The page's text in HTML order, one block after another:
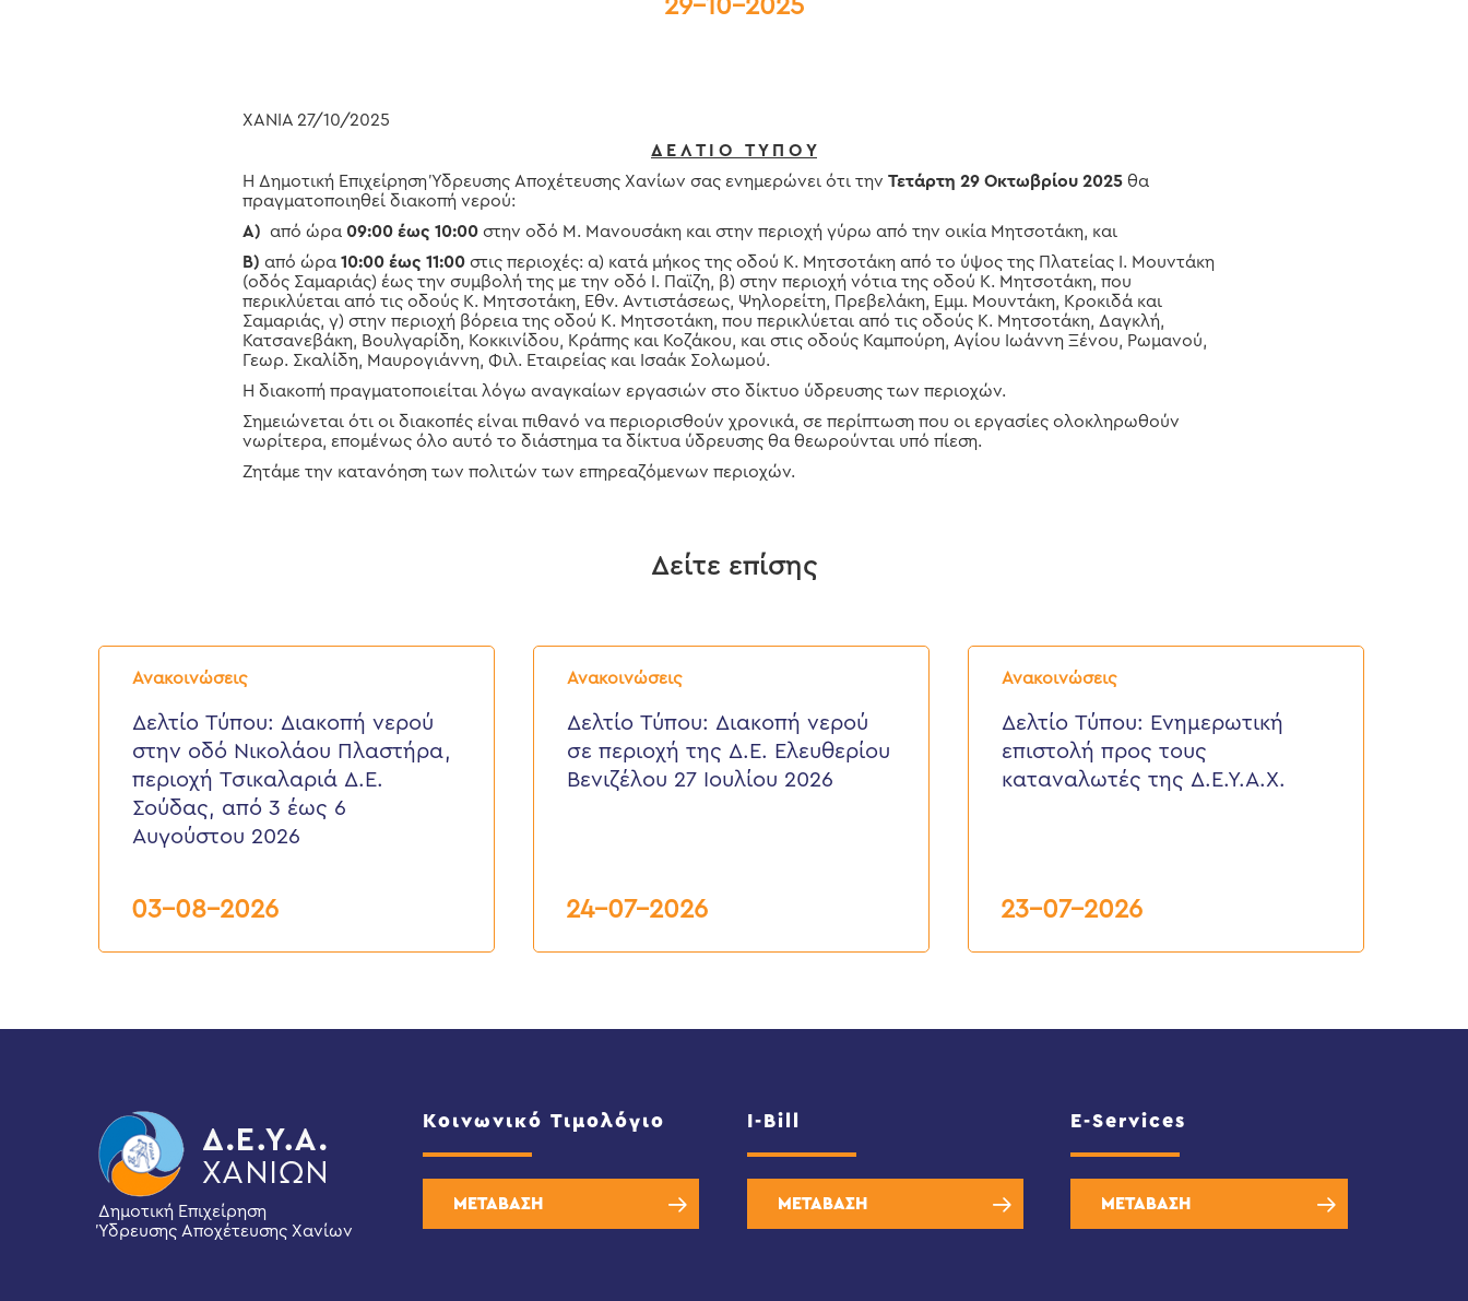
29-10-2025
ΧΑΝΙΑ 27/10/2025
Δ Ε Λ Τ Ι Ο Τ Υ Π Ο Υ
Η Δημοτική Επιχείρηση Ύδρευσης Αποχέτευσης Χανίων σας ενημερώνει ότι την Τετάρτη 29 Οκτωβρίου 2025 θα
πραγματοποιηθεί διακοπή νερού:
Α) από ώρα 09:00 έως 10:00 στην οδό Μ. Μανουσάκη και στην περιοχή γύρω από την οικία Μητσοτάκη, και
Β) από ώρα 10:00 έως 11:00 στις περιοχές: α) κατά μήκος της οδού Κ. Μητσοτάκη από το ύψος της Πλατείας Ι. Μουντάκη
(οδός Σαμαριάς) έως την συμβολή της με την οδό Ι. Παϊζη, β) στην περιοχή νότια της οδού Κ. Μητσοτάκη, που
περικλύεται από τις οδούς Κ. Μητσοτάκη, Εθν. Αντιστάσεως, Ψηλορείτη, Πρεβελάκη, Εμμ. Μουντάκη, Κροκιδά και
Σαμαριάς, γ) στην περιοχή βόρεια της οδού Κ. Μητσοτάκη, που περικλύεται από τις οδούς Κ. Μητσοτάκη, Δαγκλή,
Κατσανεβάκη, Βουλγαρίδη, Κοκκινίδου, Κράπης και Κοζάκου, και στις οδούς Καμπούρη, Αγίου Ιωάννη Ξένου, Ρωμανού,
Γεωρ. Σκαλίδη, Μαυρογιάννη, Φιλ. Εταιρείας και Ισαάκ Σολωμού.
Η διακοπή πραγματοποιείται λόγω αναγκαίων εργασιών στο δίκτυο ύδρευσης των περιοχών.
Σημειώνεται ότι οι διακοπές είναι πιθανό να περιορισθούν χρονικά, σε περίπτωση που οι εργασίες ολοκληρωθούν
νωρίτερα, επομένως όλο αυτό το διάστημα τα δίκτυα ύδρευσης θα θεωρούνται υπό πίεση.
Ζητάμε την κατανόηση των πολιτών των επηρεαζόμενων περιοχών.
Δείτε επίσης
Ανακοινώσεις
Δελτίο
Τύπου:
νερού
στην
Νικολάου
Πλαστήρα,
περιοχή
Τσικαλαριά
6
Δελτίο Τύπου: Διακοπή νερού
στην οδό Νικολάου Πλαστήρα,
περιοχή Τσικαλαριά Δ.Ε.
Σούδας, από 3 έως 6
Αυγούστου 2026
03-08-2026
Ανακοινώσεις
Δελτίο
Τύπου:
νερού
περιοχή
Δελτίο Τύπου: Διακοπή νερού
σε περιοχή της Δ.Ε. Ελευθερίου
Βενιζέλου 27 Ιουλίου 2026
24-07-2026
Ανακοινώσεις
Δελτίο
Τύπου:
επιστολή
προς
τους
καταναλωτές
Δελτίο Τύπου: Eνημερωτική
επιστολή προς τους
καταναλωτές της Δ.Ε.Υ.Α.Χ.
23-07-2026
Δημοτική Επιχείρηση
Ύδρευσης Αποχέτευσης Χανίων
Κοινωνικό Τιμολόγιο
ΜΕΤΑΒΑΣΗ
I-Bill
ΜΕΤΑΒΑΣΗ
E-Services
ΜΕΤΑΒΑΣΗ